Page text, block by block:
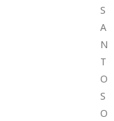
S
A
N
T
O
S
O